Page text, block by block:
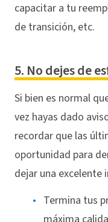
capacitar a tu
de transición, etc.
5. No dejes de
Si bien es normal
vez hayas dado
recordar que las
oportunidad para
dejar una excelente
Termina tus